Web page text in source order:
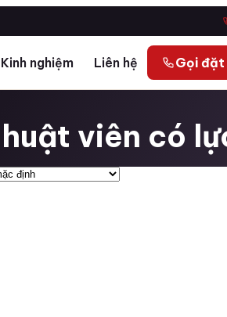
Kinh nghiệm Liên hệ Gọi đặt
viên có